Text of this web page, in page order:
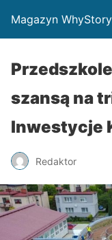
Magazyn
szansą na
Inwestycje
Redaktor